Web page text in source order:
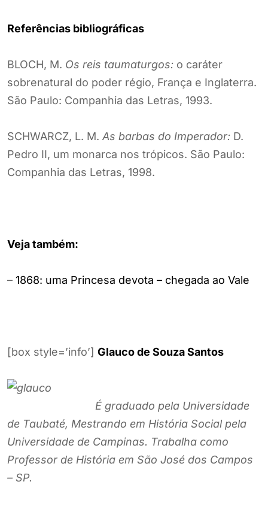
Referências bibliográficas
BLOCH, M. Os reis taumaturgos: o caráter
sobrenatural do poder régio, França e Inglaterra.
São Paulo: Companhia das Letras, 1993.
SCHWARCZ, L. M. As barbas do Imperador: D.
Pedro II, um monarca nos trópicos. São Paulo:
Companhia das Letras, 1998.
Veja também:
– 1868: uma Princesa devota – chegada ao Vale
[box style=’info’] Glauco de Souza Santos
É graduado pela Universidade
de Taubaté, Mestrando em História Social pela
Universidade de Campinas. Trabalha como
Professor de História em São José dos Campos
– SP.